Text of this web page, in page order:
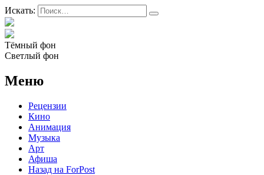
Искать:
Тёмный фон
Светлый фон
Меню
Рецензии
Кино
Анимация
Музыка
Арт
Афиша
Назад на ForPost